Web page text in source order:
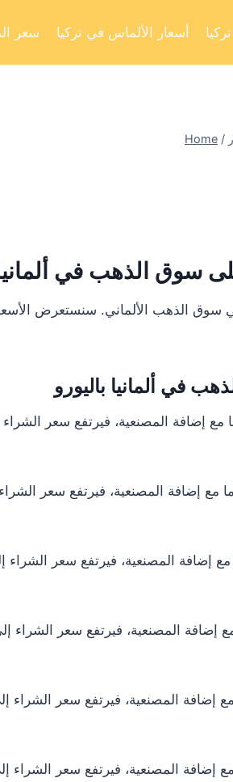
سعر أسعار الألماس في تركيا
Home /
سوق الذهب في
الذهب الألماني. سنستعرض
في ألمانيا باليورو